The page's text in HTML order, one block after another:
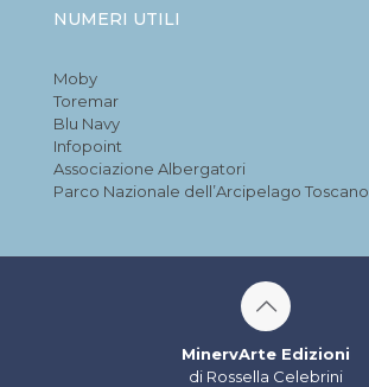
NUMERI UTILI
Moby
Toremar
Blu Navy
Infopoint
Associazione Albergatori
Parco Nazionale dell’Arcipelago Toscano
MinervArte Edizioni
di Rossella Celebrini